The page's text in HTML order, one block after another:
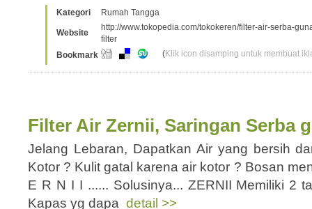
Kategori Rumah Tangga
Website
http://www.tokopedia.com/tokokeren/filter-air-serba-
filter
Bookmark
(Klik icon disamping untuk membuat
Filter Air Zernii, Saringan Serba
Jelang Lebaran, Dapatkan Air yang bersih
Kotor ? Kulit gatal karena air kotor ? Bosan
E R N I I ...... Solusinya... ZERNII Memiliki 2
Kapas yg dapa detail >>